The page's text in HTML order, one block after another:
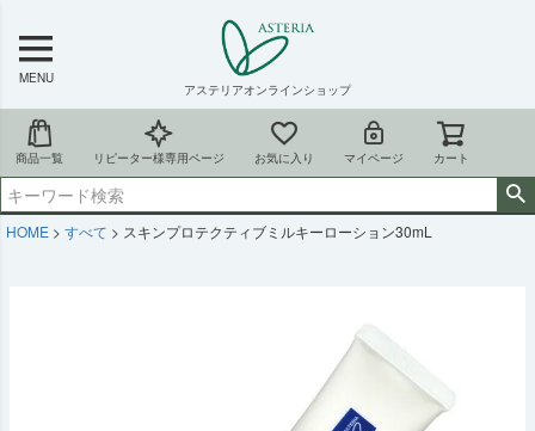
MENU
アステリアオンラインショップ
商品一覧 リピーター様専用ページ お気に入り マイページ カート
HOME すべて スキンプロテクティブミルキーローション30mL